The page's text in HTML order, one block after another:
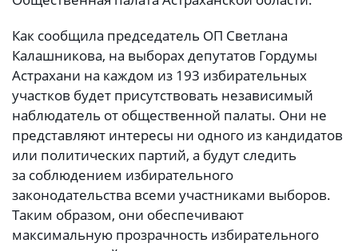
Как сообщила председатель ОП Светлана
Калашникова, на выборах депутатов Гордумы
Астрахани на каждом из 193 избирательных
участков будет присутствовать независимый
наблюдатель от общественной палаты. Они не
представляют интересы ни одного из кандидатов
или политических партий, а будут следить
за соблюдением избирательного
законодательства всеми участниками выборов.
Таким образом, они обеспечивают
максимальную прозрачность избирательного